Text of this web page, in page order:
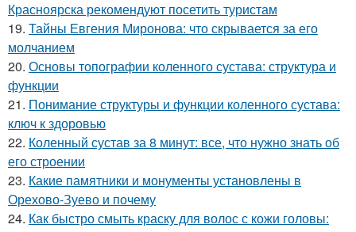
Красноярска рекомендуют посетить туристам
19. Тайны Евгения Миронова: что скрывается за его
молчанием
20. Основы топографии коленного сустава: структура и
функции
21. Понимание структуры и функции коленного сустава:
ключ к здоровью
22. Коленный сустав за 8 минут: все, что нужно знать об
его строении
23. Какие памятники и монументы установлены в
Орехово-Зуево и почему
24. Как быстро смыть краску для волос с кожи головы: